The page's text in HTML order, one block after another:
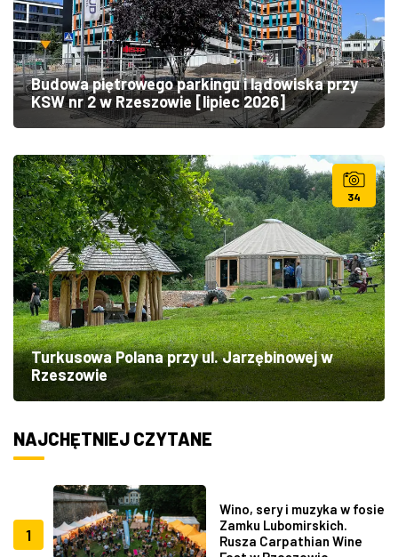
Budowa piętrowego parkingu i lądowiska przy
KSW nr 2 w Rzeszowie [lipiec 2026]
34
Turkusowa Polana przy ul. Jarzębinowej w
Rzeszowie
NAJCHĘTNIEJ CZYTANE
1
Wino, sery i muzyka w fosie
Zamku Lubomirskich.
Rusza Carpathian Wine